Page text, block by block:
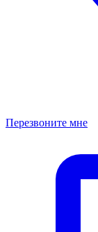
Перезвоните мне